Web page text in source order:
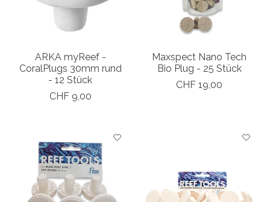
ARKA myReef -
CoralPlugs 30mm rund
- 12 Stück
CHF 9,00
Maxspect Nano Tech
Bio Plug - 25 Stück
CHF 19,00